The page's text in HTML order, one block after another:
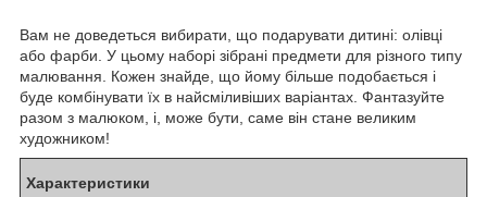
Вам не доведеться вибирати, що подарувати дитині: олівці
або фарби. У цьому наборі зібрані предмети для різного типу
малювання. Кожен знайде, що йому більше подобається і
буде комбінувати їх в найсміливіших варіантах. Фантазуйте
разом з малюком, і, може бути, саме він стане великим
художником!
Характеристики